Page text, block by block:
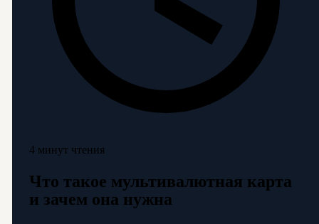
4 минут чтения
Что такое мультивалютная карта
и зачем она нужна